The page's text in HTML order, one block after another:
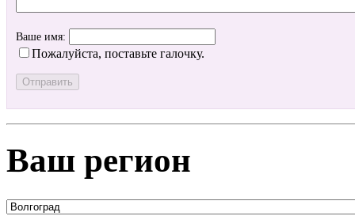
Ваше имя:
Пожалуйста, поставьте галочку.
Ваш регион